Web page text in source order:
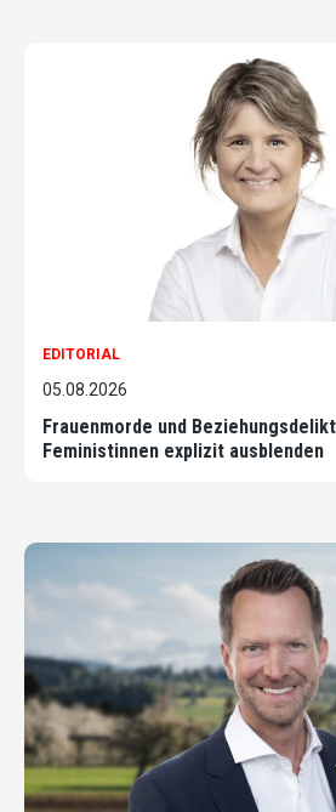
EDITORIAL
05.08.2026
Frauenmorde und
Feministinnen explizit ausblenden